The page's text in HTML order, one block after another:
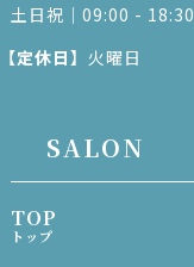
土日祝｜09:00 - 18:30
定休日】 火曜日
SALON
TOP
トップ